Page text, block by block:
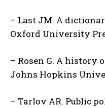
– Last JM. A
Oxford University
– Rosen G. A history
Johns Hopkins
– Tarlov AR. Public